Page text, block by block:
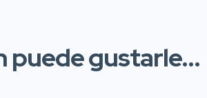
puede gustarle...